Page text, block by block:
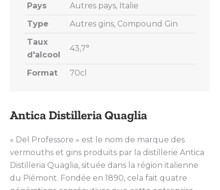
Antica Distilleria Quaglia
« Del Professore » est le nom de marque des
vermouths et gins produits par la distillerie Antica
Distilleria Quaglia, située dans la région italienne
du Piémont. Fondée en 1890, cela fait quatre
Pays
Autres pays, Italie
Type
Autres gins, Compound Gin
Taux
d'alcool
43,7°
Format 70cl